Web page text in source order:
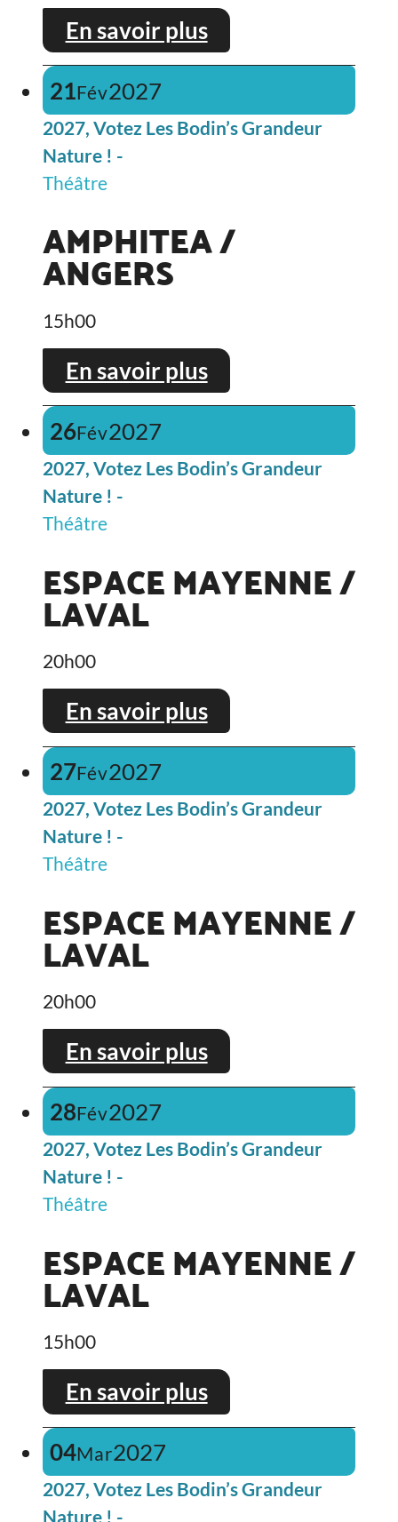
En savoir plus
21Fév2027
2027, Votez Les Bodin’s Grandeur
Nature ! -
Théâtre
AMPHITEA /
ANGERS
15h00
En savoir plus
26Fév2027
2027, Votez Les Bodin’s Grandeur
Nature ! -
Théâtre
ESPACE MAYENNE /
LAVAL
20h00
En savoir plus
27Fév2027
2027, Votez Les Bodin’s Grandeur
Nature ! -
Théâtre
ESPACE MAYENNE /
LAVAL
20h00
En savoir plus
28Fév2027
2027, Votez Les Bodin’s Grandeur
Nature ! -
Théâtre
ESPACE MAYENNE /
LAVAL
15h00
En savoir plus
04Mar2027
2027, Votez Les Bodin’s Grandeur
Nature ! -